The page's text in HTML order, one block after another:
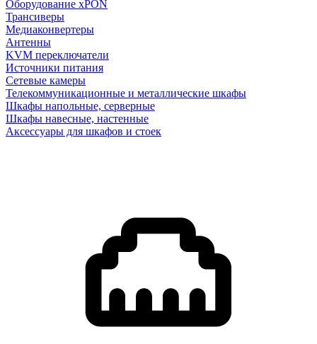
Оборудование xPON
Трансиверы
Медиаконвертеры
Антенны
KVM переключатели
Источники питания
Сетевые камеры
Телекоммуникационные и металлические шкафы
Шкафы напольные, серверные
Шкафы навесные, настенные
Аксессуары для шкафов и стоек